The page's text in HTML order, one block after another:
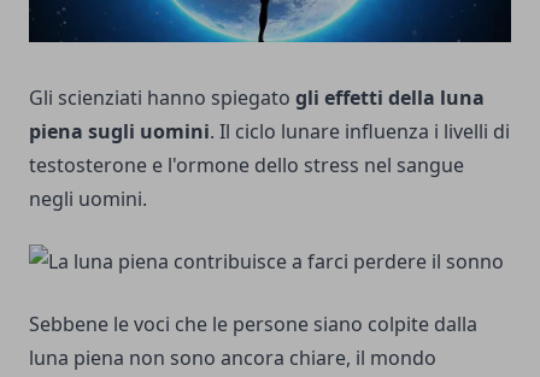
Gli scienziati hanno spiegato gli effetti della luna
piena sugli uomini. Il ciclo lunare influenza i livelli di
testosterone e l'ormone dello stress nel sangue
negli uomini.
Sebbene le voci che le persone siano colpite dalla
luna piena non sono ancora chiare, il mondo